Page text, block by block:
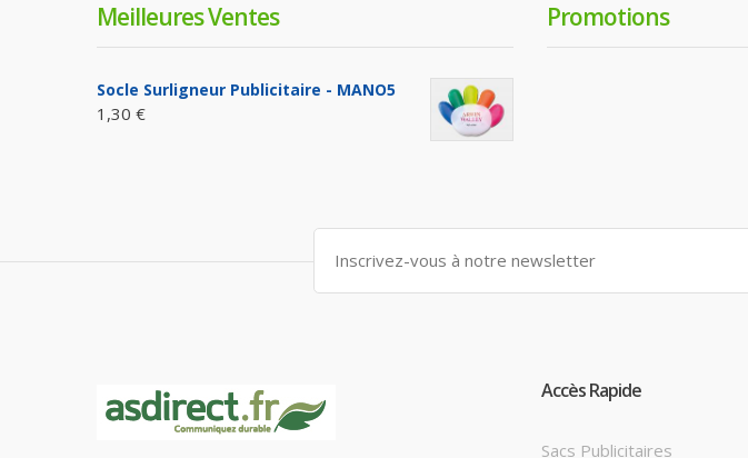
Meilleures Ventes
Socle Surligneur Publicitaire - MANO5
1,30 €
Promotions
Accès Rapide
Sacs Publicitaires